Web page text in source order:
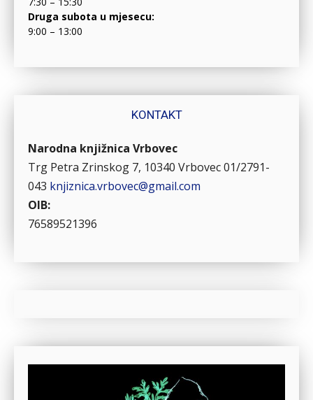
Druga subota u mjesecu:
9:00 – 13:00
KONTAKT
Narodna knjižnica Vrbovec
Trg Petra Zrinskog 7, 10340 Vrbovec01/2791-
043 knjiznica.vrbovec@gmail.com
OIB:
76589521396